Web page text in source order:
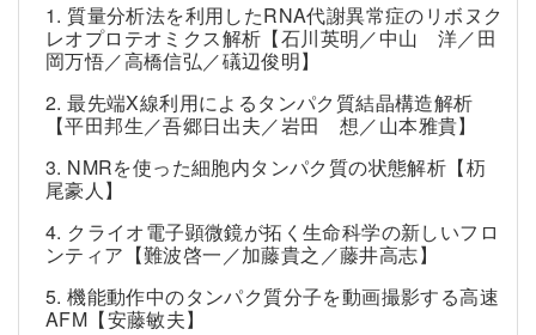
1. 質量分析法を利用したRNA代謝異常症のリボヌク
レオプロテオミクス解析【石川英明／中山 洋／田
岡万悟／高橋信弘／礒辺俊明】
2. 最先端X線利用によるタンパク質結晶構造解析
【平田邦生／吾郷日出夫／岩田 想／山本雅貴】
3. NMRを使った細胞内タンパク質の状態解析【杤
尾豪人】
4. クライオ電子顕微鏡が拓く生命科学の新しいフロ
ンティア【難波啓一／加藤貴之／藤井高志】
5. 機能動作中のタンパク質分子を動画撮影する高速
AFM【安藤敏夫】